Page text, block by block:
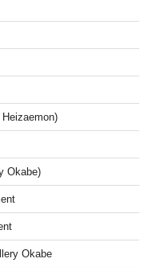
Okabe)
Okabe